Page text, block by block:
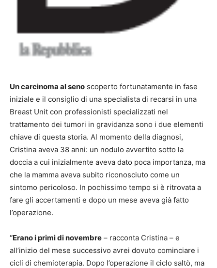
Un carcinoma al seno scoperto fortunatamente in fase
iniziale e il consiglio di una specialista di recarsi in una
Breast Unit con professionisti specializzati nel
trattamento dei tumori in gravidanza sono i due elementi
chiave di questa storia. Al momento della diagnosi,
Cristina aveva 38 anni: un nodulo avvertito sotto la
doccia a cui inizialmente aveva dato poca importanza, ma
che la mamma aveva subito riconosciuto come un
sintomo pericoloso. In pochissimo tempo si è ritrovata a
fare gli accertamenti e dopo un mese aveva già fatto
l’operazione.
“Erano i primi di novembre – racconta Cristina – e
all’inizio del mese successivo avrei dovuto cominciare i
cicli di chemioterapia. Dopo l’operazione il ciclo saltò, ma